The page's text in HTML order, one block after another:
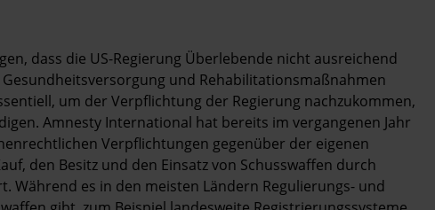
dass die US-Regierung Überlebende nicht ausreichend
und Rehabilitationsmaßnahmen
um der Verpflichtung der Regierung nachzukommen,
Amnesty International hat bereits im vergangenen Jahr
Verpflichtungen gegenüber der eigenen
den Besitz und den Einsatz von Schusswaffen durch
Während es in den meisten Ländern Regulierungs- und